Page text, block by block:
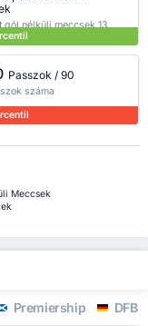
gól nélküli meccsek 13
Passzok / 90
száma
Meccsek
Premiership DFB